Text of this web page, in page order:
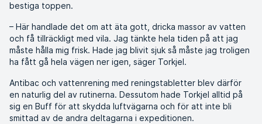
bestiga toppen.
– Här handlade det om att äta gott, dricka massor av vatten
och få tillräckligt med vila. Jag tänkte hela tiden på att jag
måste hålla mig frisk. Hade jag blivit sjuk så måste jag troligen
ha fått gå hela vägen ner igen, säger Torkjel.
Antibac och vattenrening med reningstabletter blev därför
en naturlig del av rutinerna. Dessutom hade Torkjel alltid på
sig en Buff för att skydda luftvägarna och för att inte bli
smittad av de andra deltagarna i expeditionen.